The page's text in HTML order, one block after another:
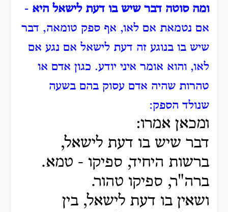
ומה סוטה דבר שיש בו דעת לישאל היא -
אם נטמאת אם לאו, אף ספק טומאה, דבר
שיש בו בנוגע זה דעת לישאל אם נגע אם
לאו, והוא אומר איני יודע. כגון אדם או
טהרות שהיה אדם עסוק בהם בשעה
שנולד הספק:
ומכאן אמרו:
דבר שיש בו דעת לישאל,
ברשות היחיד, ספיקו - טמא.
ברה"ר, ספיקו טהור.
ושאין בו דעת לישאל, בין